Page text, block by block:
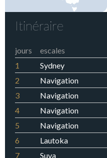
Itinéraire
jours escales
1
Sydney
2
Navigation
3
Navigation
4
Navigation
5
Navigation
6
Lautoka
7
Suva